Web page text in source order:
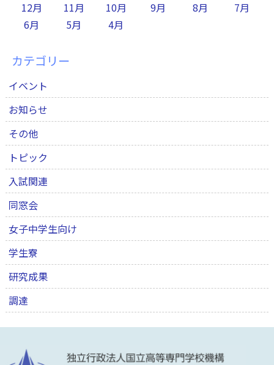
12月
11月 10月 9月 8月
7月
6月
5月 4月
カテゴリー
イベント
お知らせ
その他
トピック
入試関連
同窓会
女子中学生向け
学生寮
研究成果
調達